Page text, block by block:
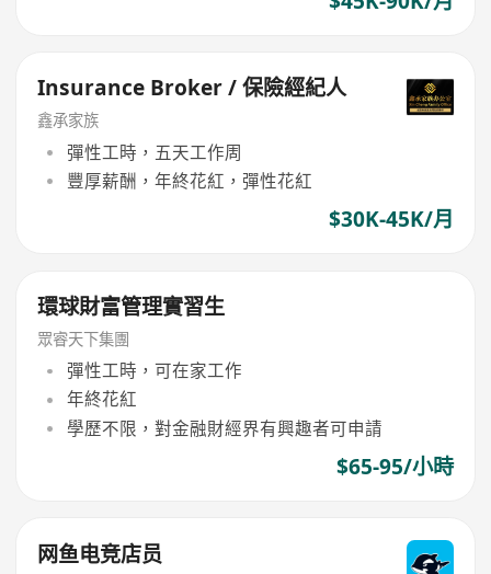
Insurance Broker / 保險經紀人
鑫承家族
彈性工時，五天工作周
豐厚薪酬，年終花紅，彈性花紅
$30K-45K/月
環球財富管理實習生
眾睿天下集團
彈性工時，可在家工作
年終花紅
學歷不限，對金融財經界有興趣者可申請
$65-95/小時
网鱼电竞店员